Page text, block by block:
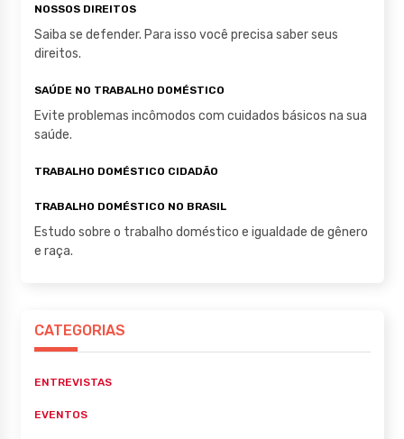
NOSSOS DIREITOS
Saiba se defender. Para isso você precisa saber seus
direitos.
SAÚDE NO TRABALHO DOMÉSTICO
Evite problemas incômodos com cuidados básicos na sua
saúde.
TRABALHO DOMÉSTICO CIDADÃO
TRABALHO DOMÉSTICO NO BRASIL
Estudo sobre o trabalho doméstico e igualdade de gênero
e raça.
CATEGORIAS
ENTREVISTAS
EVENTOS